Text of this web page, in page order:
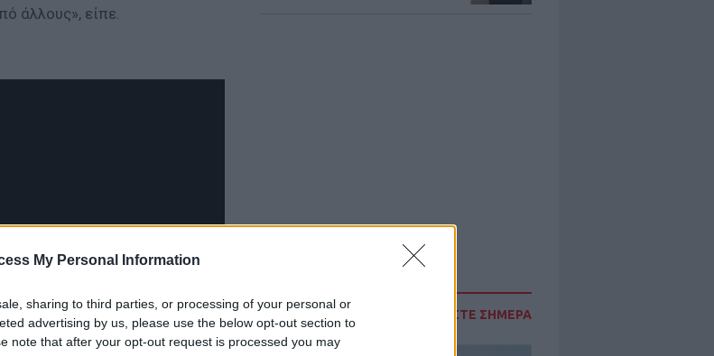
My Personal Information
sharing to third parties, or processing of your personal or
advertising by us, please use the below opt-out section to
note that after your opt-out request is processed you may
ΔΙΑΒΑΣΤΕ ΣΗΜΕΡΑ
άλλους», είπε.